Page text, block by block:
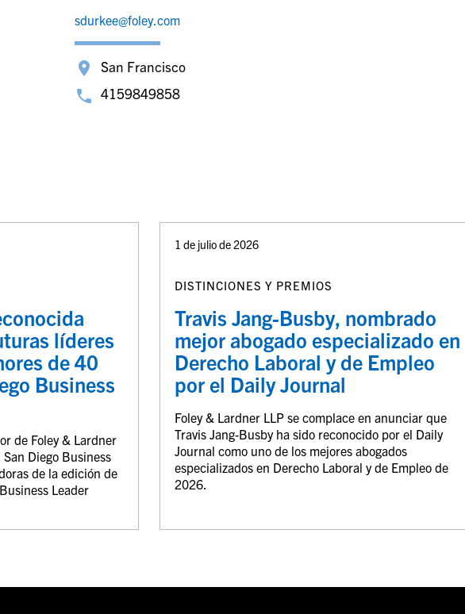
sdurkee@foley.com
San Francisco
4159849858
líderes
de 40
Business
de Foley & Lardner
Diego Business
de la edición de
Leader
1 de julio de 2026
DISTINCIONES Y PREMIOS
Travis Jang-Busby, nombrado
mejor abogado especializado en
Derecho Laboral y de Empleo
por el Daily Journal
Foley & Lardner LLP se complace en anunciar que
Travis Jang-Busby ha sido reconocido por el Daily
Journal como uno de los mejores abogados
especializados en Derecho Laboral y de Empleo de
2026.